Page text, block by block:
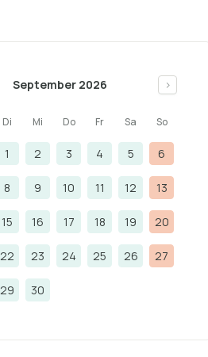
September 2026 >
Di Mi Do Fr Sa So
1 2 3 4 5 6
8 9 10 11 12 13
15 16 17 18 19 20
22 23 24 25 26 27
29 30